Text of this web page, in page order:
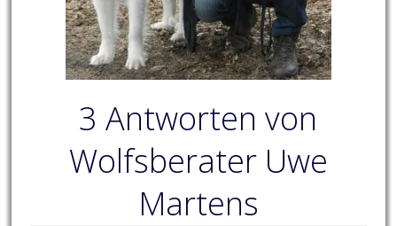
3 Antworten von
Wolfsberater Uwe
Martens